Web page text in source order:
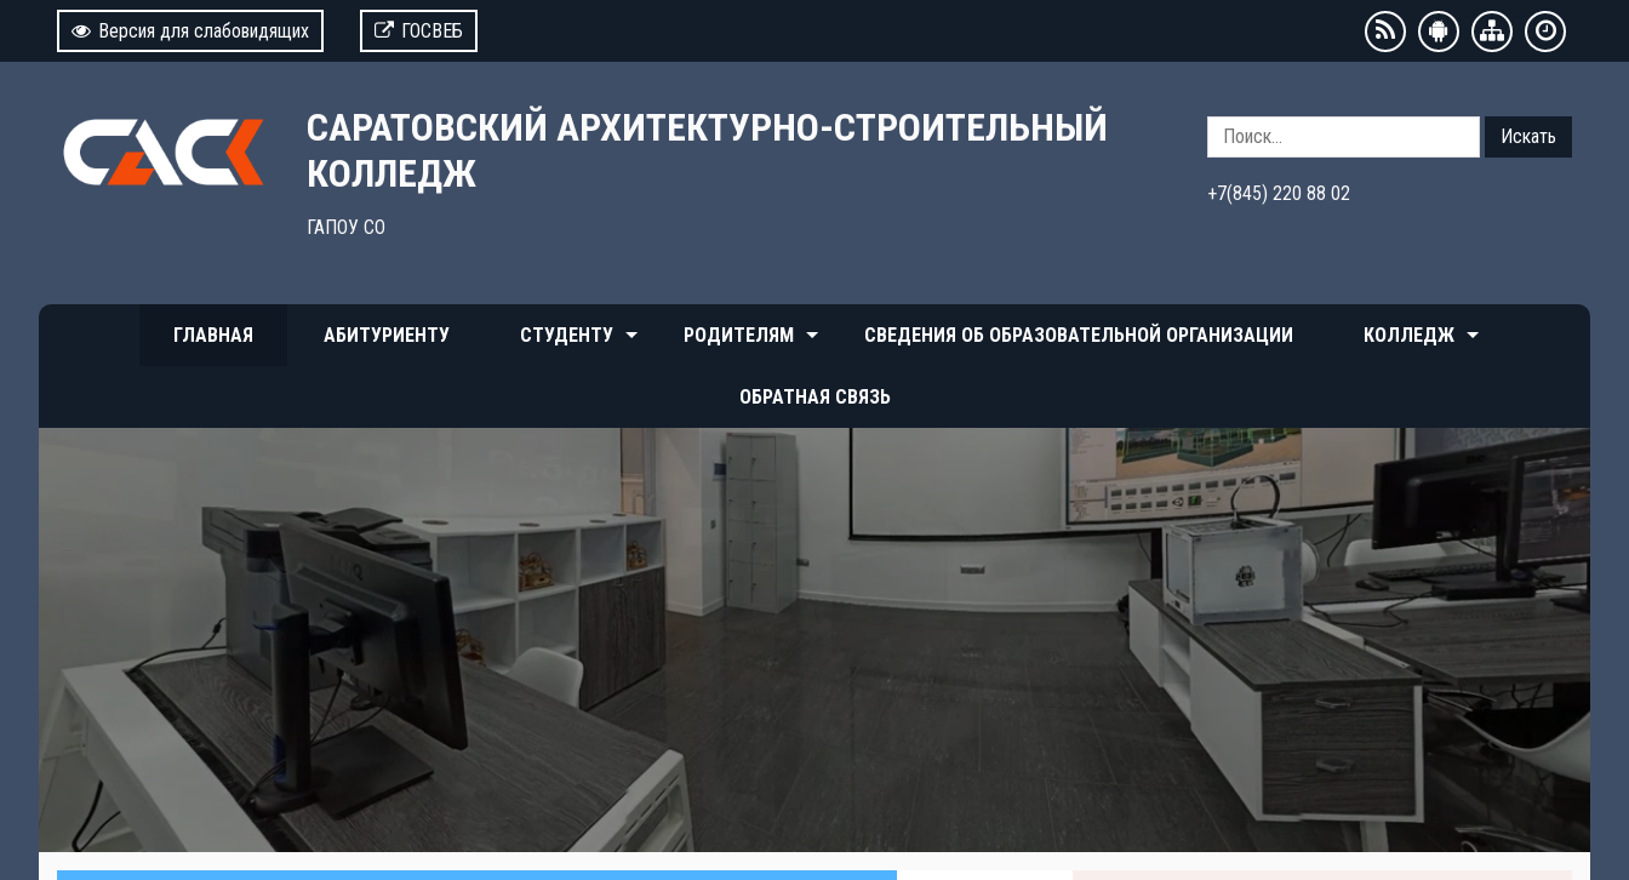
Версия для слабовидящих ГОСВЕБ
САРАТОВСКИЙ АРХИТЕКТУРНО-СТРОИТЕЛЬНЫЙ
КОЛЛЕДЖ
ГАПОУ СО
Искать
+7(845) 220 88 02
ГЛАВНАЯ АБИТУРИЕНТУ СТУДЕНТУ РОДИТЕЛЯМ СВЕДЕНИЯ ОБ ОБРАЗОВАТЕЛЬНОЙ ОРГАНИЗАЦИИ КОЛЛЕДЖ
ОБРАТНАЯ СВЯЗЬ